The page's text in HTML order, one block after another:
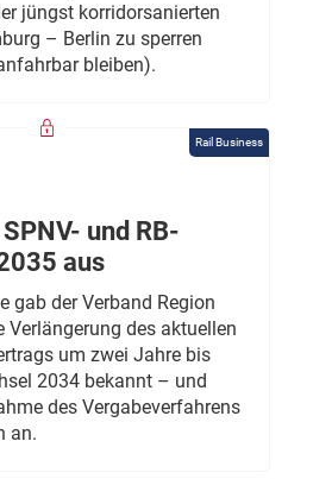
jüngst korridorsanierten
– Berlin zu sperren
bleiben).
Rail Business
und RB-
aus
gab der Verband Region
Verlängerung des aktuellen
um zwei Jahre bis
2034 bekannt – und
des Vergabeverfahrens
an.